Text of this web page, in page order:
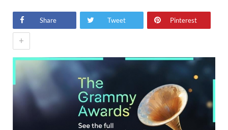
Share Tweet Pinterest
+